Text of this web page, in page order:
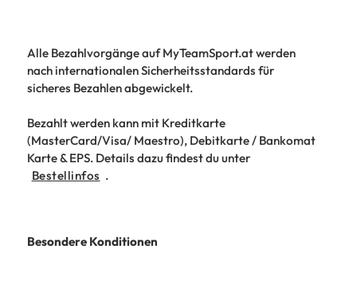
Alle Bezahlvorgänge auf MyTeamSport.at werden
nach internationalen Sicherheitsstandards für
sicheres Bezahlen abgewickelt.
Bezahlt werden kann mit Kreditkarte
(MasterCard/Visa/ Maestro), Debitkarte / Bankomat
Karte & EPS. Details dazu findest du unter
Bestellinfos .
Besondere Konditionen